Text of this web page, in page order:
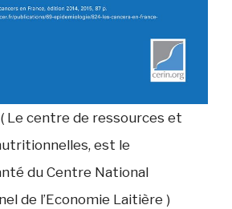
( Le centre de ressources et
est le
du Centre National
de l’Economie Laitière )